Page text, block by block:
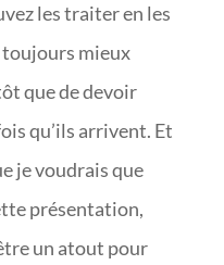
les traiter en les
toujours mieux
que de devoir
qu’ils arrivent. Et
je voudrais que
présentation,
un atout pour